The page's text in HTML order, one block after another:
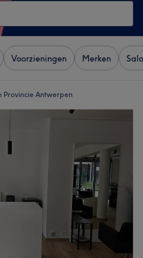
Voorzieningen Merken
Provincie Antwerpen